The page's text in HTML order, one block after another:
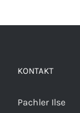
KONTAKT
Pachler Ilse